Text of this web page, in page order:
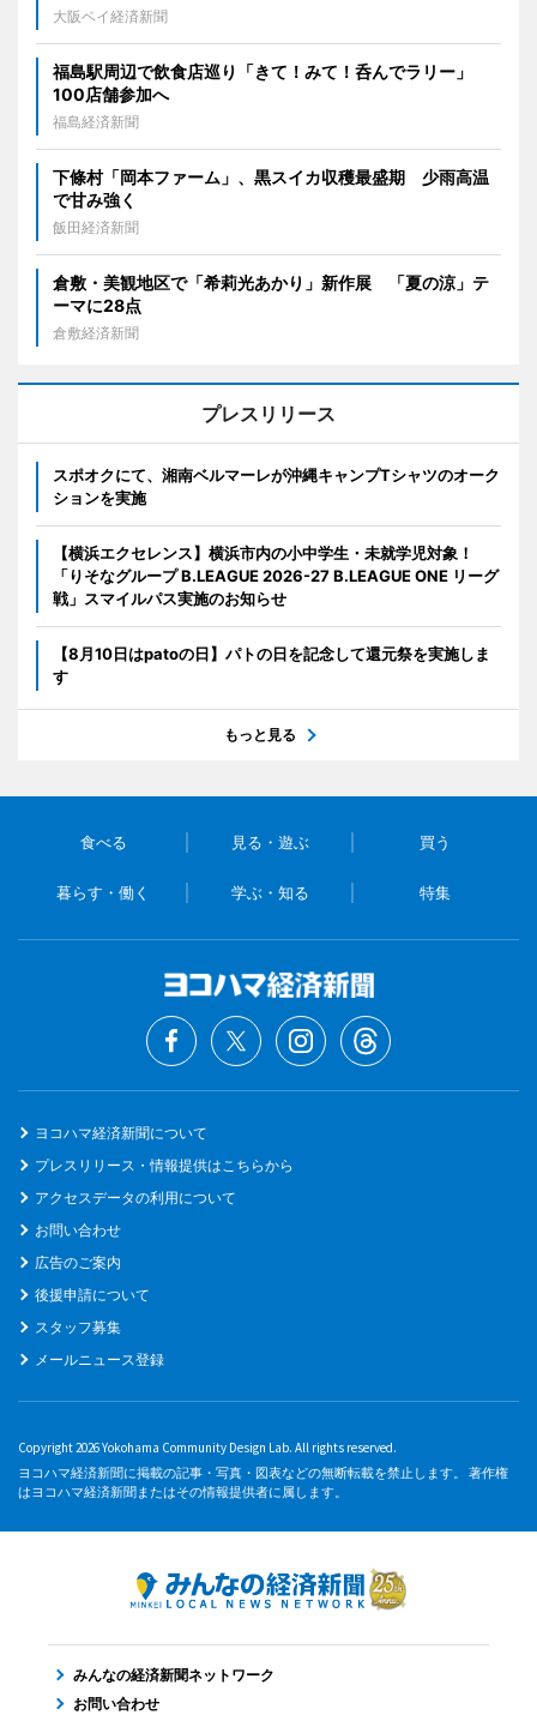
大阪ベイ経済新聞
福島駅周辺で飲食店巡り「きて！みて！呑んでラリー」
100店舗参加へ
福島経済新聞
下條村「岡本ファーム」、黒スイカ収穫最盛期 少雨高温
で甘み強く
飯田経済新聞
倉敷・美観地区で「希莉光あかり」新作展 「夏の涼」テ
ーマに28点
倉敷経済新聞
プレスリリース
スポオクにて、湘南ベルマーレが沖縄キャンプTシャツのオーク
ションを実施
【横浜エクセレンス】横浜市内の小中学生・未就学児対象！
「りそなグループ B.LEAGUE 2026-27 B.LEAGUE ONE リーグ
戦」スマイルパス実施のお知らせ
【8月10日はpatoの日】パトの日を記念して還元祭を実施しま
す
もっと見る
食べる 見る・遊ぶ 買う
暮らす・働く 学ぶ・知る 特集
ヨコハマ経済新聞について
プレスリリース・情報提供はこちらから
アクセスデータの利用について
お問い合わせ
広告のご案内
後援申請について
スタッフ募集
メールニュース登録
Copyright 2026 Yokohama Community Design Lab. All rights reserved.
ヨコハマ経済新聞に掲載の記事・写真・図表などの無断転載を禁止します。 著作権
はヨコハマ経済新聞またはその情報提供者に属します。
みんなの経済新聞ネットワーク
お問い合わせ